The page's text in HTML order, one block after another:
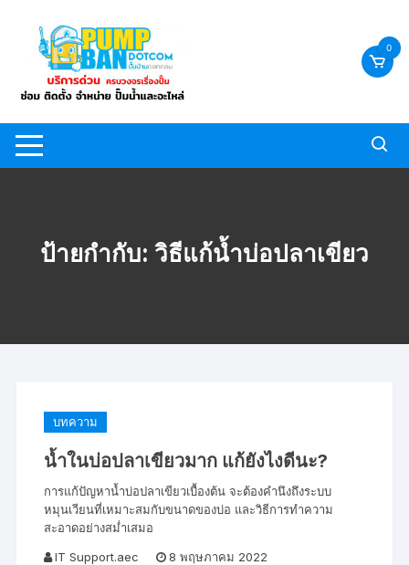
content
0
ป้ายกำกับ: วิธีแก้น้ำบ่อปลาเขียว
บทความ
น้ำในบ่อปลาเขียวมาก แก้ยังไงดีนะ?
การแก้ปัญหาน้ำบ่อปลาเขียวเบื้องต้น จะต้องคำนึงถึงระบบ
หมุนเวียนที่เหมาะสมกับขนาดของบ่อ และวิธีการทำความ
สะอาดอย่างสม่ำเสมอ
IT Support.aec
8 พฤษภาคม 2022